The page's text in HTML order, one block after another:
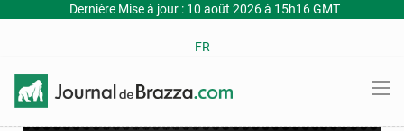
Dernière Mise à jour : 10 août 2026 à 15h16 GMT
FR